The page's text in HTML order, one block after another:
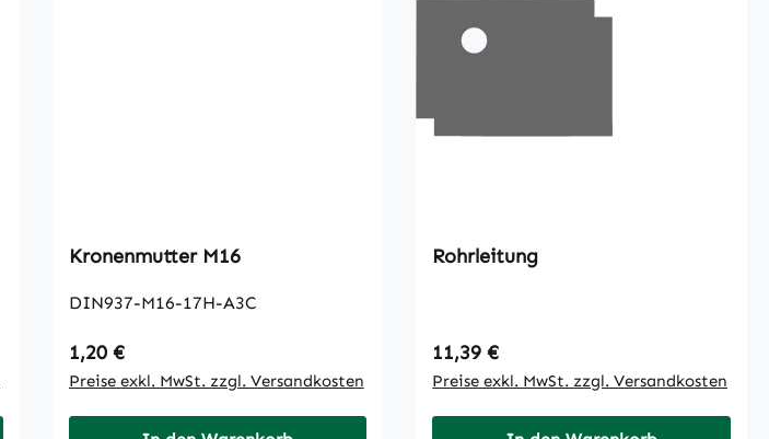
Kronenmutter M16
DIN937-M16-17H-A3C
Regulärer Preis:
1,20 €
Preise exkl. MwSt. zzgl. Versandkosten
Rohrleitung
Regulärer Preis:
11,39 €
Preise exkl. MwSt. zzgl. Versandkosten